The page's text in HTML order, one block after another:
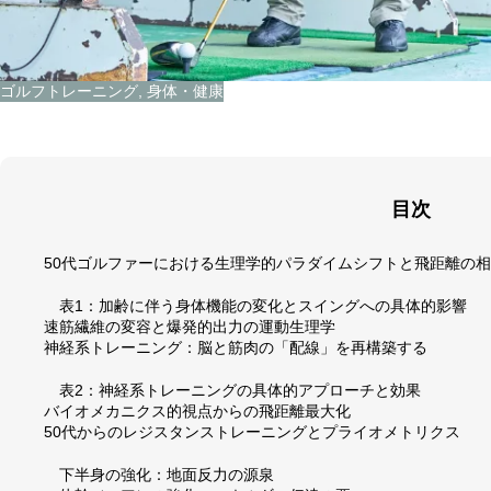
ゴルフトレーニング 身体・健康
目次
50代ゴルファーにおける生理学的パラダイムシフトと飛距離の
表1：加齢に伴う身体機能の変化とスイングへの具体的影響
速筋繊維の変容と爆発的出力の運動生理学
神経系トレーニング：脳と筋肉の「配線」を再構築する
表2：神経系トレーニングの具体的アプローチと効果
バイオメカニクス的視点からの飛距離最大化
50代からのレジスタンストレーニングとプライオメトリクス
下半身の強化：地面反力の源泉